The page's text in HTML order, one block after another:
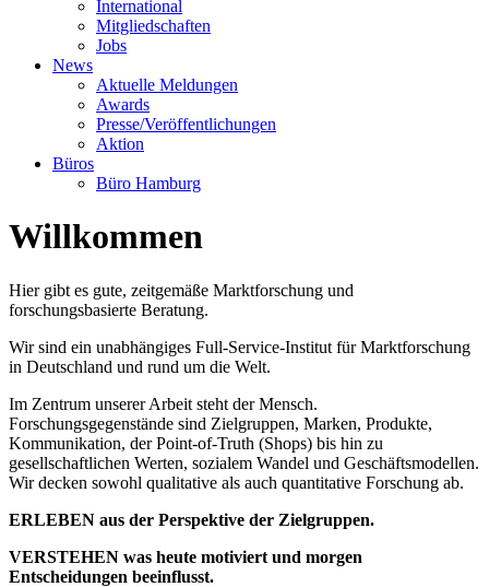
International
Mitgliedschaften
Jobs
News
Aktuelle Meldungen
Awards
Presse/Veröffentlichungen
Aktion
Büros
Büro Hamburg
Willkommen
Hier gibt es gute, zeitgemäße Marktforschung und
forschungsbasierte Beratung.
Wir sind ein unabhängiges Full-Service-Institut für Marktforschung
in Deutschland und rund um die Welt.
Im Zentrum unserer Arbeit steht der Mensch.
Forschungsgegenstände sind Zielgruppen, Marken, Produkte,
Kommunikation, der Point-of-Truth (Shops) bis hin zu
gesellschaftlichen Werten, sozialem Wandel und Geschäftsmodellen.
Wir decken sowohl qualitative als auch quantitative Forschung ab.
ERLEBEN aus der Perspektive der Zielgruppen.
VERSTEHEN was heute motiviert und morgen
Entscheidungen beeinflusst.